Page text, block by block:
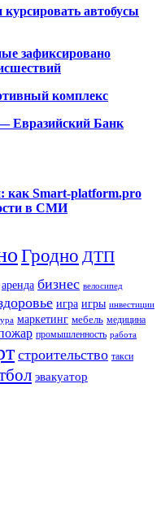
автобусы
зафиксировано
комплекс
Евразийский Банк
как Smart-platform.pro
в СМИ
Гродно ДТП
аренда бизнес велосипед
игра игры инвестиции
маркетинг мебель медицина
промышленность работа
строительство такси
эвакуатор